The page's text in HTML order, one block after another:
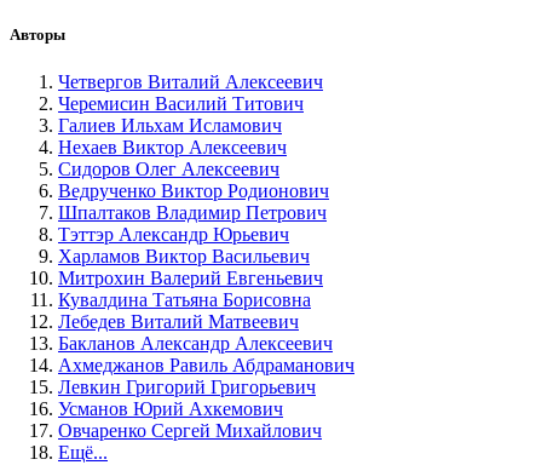
Авторы
Четвергов Виталий Алексеевич
Черемисин Василий Титович
Галиев Ильхам Исламович
Нехаев Виктор Алексеевич
Сидоров Олег Алексеевич
Ведрученко Виктор Родионович
Шпалтаков Владимир Петрович
Тэттэр Александр Юрьевич
Харламов Виктор Васильевич
Митрохин Валерий Евгеньевич
Кувалдина Татьяна Борисовна
Лебедев Виталий Матвеевич
Бакланов Александр Алексеевич
Ахмеджанов Равиль Абдраманович
Левкин Григорий Григорьевич
Усманов Юрий Ахкемович
Овчаренко Сергей Михайлович
Ещё...